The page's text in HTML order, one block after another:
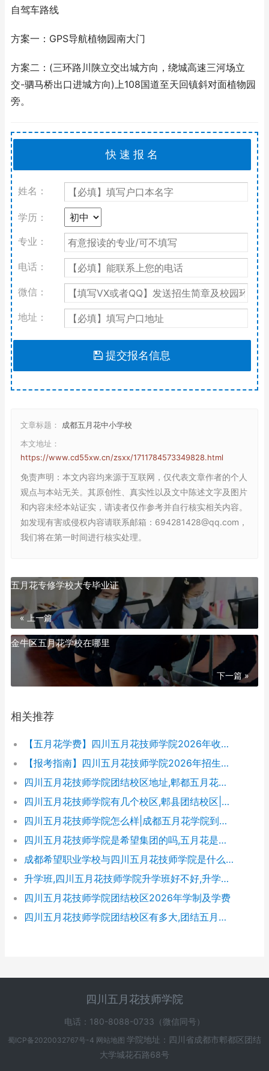
自驾车路线
方案一：GPS导航植物园南大门
方案二：(三环路川陕立交出城方向，绕城高速三河场立
交-驷马桥出口进城方向)上108国道至天回镇斜对面植物园
旁。
姓名：
学历：
专业：
电话：
微信：
地址：
提交报名信息
文章标题： 成都五月花中小学校
本文地址：
https://www.cd55xw.cn/zsxx/1711784573349828.html
免责声明 ：本文内容均来源于互联网，仅代表文章作者的个人
观点与本站无关。其原创性、真实性以及文中陈述文字及图片
和内容未经本站证实，请读者仅作参考并自行核实相关内容。
如发现有害或侵权内容请联系邮箱：694281428@qq.com，
我们将在第一时间进行核实处理。
五月花专修学校大专毕业证
« 上一篇
金牛区五月花学校在哪里
下一篇 »
相关推荐
【五月花学费】四川五月花技师学院2026年收费标准及招生专业
【报考指南】四川五月花技师学院2026年招生简章及学费表
四川五月花技师学院团结校区地址,郫都五月花校园环境好不好
四川五月花技师学院有几个校区,郫县团结校区|金堂校区|康定分校
四川五月花技师学院怎么样|成都五月花学院到底好不好
四川五月花技师学院是希望集团的吗,五月花是哪个集团的
成都希望职业学校与四川五月花技师学院是什么关系
升学班,四川五月花技师学院升学班好不好,升学率高吗|升学保障
四川五月花技师学院团结校区2026年学制及学费
四川五月花技师学院团结校区有多大,团结五月花有多少学生
四川五月花技师学院
电话：180-8088-0733（微信同号）
蜀ICP备2020032767号-4 网站地图 学院地址：四川省成都市郫都区团结
大学城花石路68号